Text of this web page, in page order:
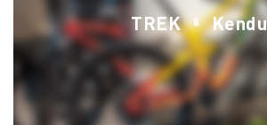
TREK & Kendu